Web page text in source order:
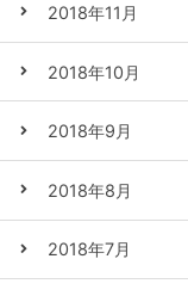
2018年11月
2018年10月
2018年9月
2018年8月
2018年7月